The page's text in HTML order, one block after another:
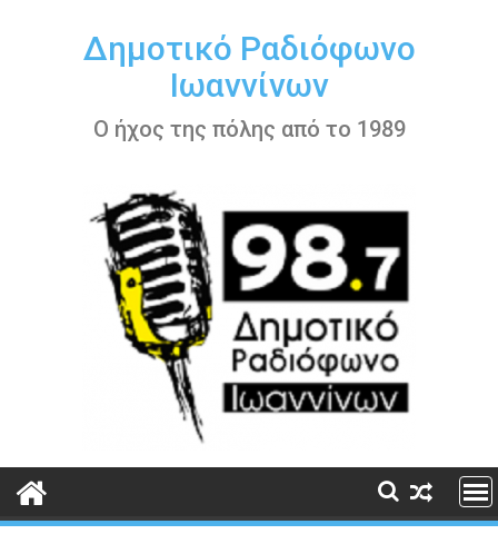
περιεχόμενοΔημοτικό Ραδιόφωνο
Ιωαννίνων
Ο ήχος της πόλης από το 1989